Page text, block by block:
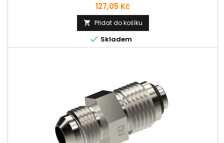
Cena
127,05 Kč
 Přidat do košíku
 Skladem